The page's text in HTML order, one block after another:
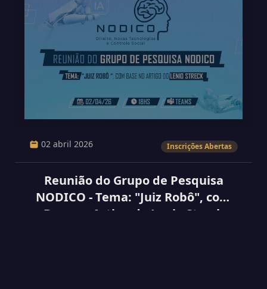
02 abril 2026 Inscrições Abertas
Reunião do Grupo de Pesquisa
NODICO - Tema: "Juiz Robô", com
Base no Artigo do Lenio Streck